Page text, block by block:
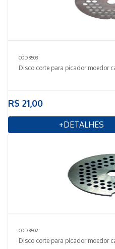
COD 8503
Disco corte para picador moedor
R$ 21,00
+DETALHES
COD 8502
Disco corte para picador moedor